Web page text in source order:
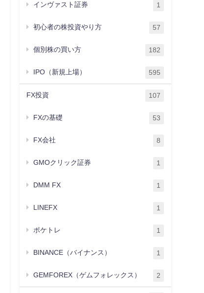
インヴァスト証券 1
初心者の株投資やり方 57
個別株の買い方 182
IPO（新規上場） 595
FX投資 107
FXの基礎 53
FX会社 8
GMOクリック証券 1
DMM FX 1
LINEFX 1
ポケトレ 1
BINANCE（バイナンス） 1
GEMFOREX（ゲムフォレックス） 2